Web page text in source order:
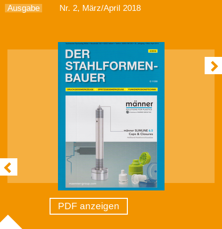
Ausgabe
Nr. 2, März/April 2018
PDF anzeigen